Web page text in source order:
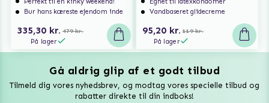
Bur hans kæreste ejendom inde
335,30 kr. 479 kr.
På lager
Vandbaseret glidecreme
95,20 kr. 119 kr.
På lager
Gå aldrig glip af et godt tilbud
Tilmeld dig vores nyhedsbrev, og modtag vores specielle tilbud og
rabatter direkte til din indboks!
Vuxen Magazine